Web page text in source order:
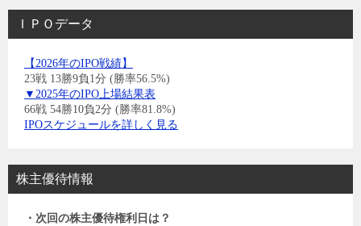
ＩＰＯデータ
【2026年のIPO戦績】
23戦 13勝9負1分 (勝率56.5%)
▼2025年のIPO上場結果表
66戦 54勝10負2分 (勝率81.8%)
IPOスケジュールを詳しく見る
株主優待情報
・次回の株主優待権利日は？